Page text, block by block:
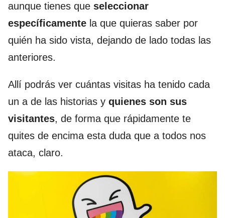
aunque tienes que seleccionar
específicamente la que quieras saber por
quién ha sido vista, dejando de lado todas las
anteriores.
Allí podrás ver cuántas visitas ha tenido cada
un a de las historias y quienes son sus
visitantes, de forma que rápidamente te
quites de encima esta duda que a todos nos
ataca, claro.